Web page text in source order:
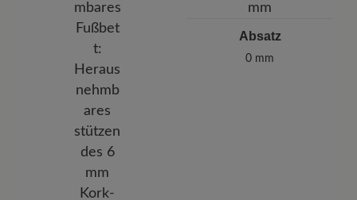
Absatz
0 mm